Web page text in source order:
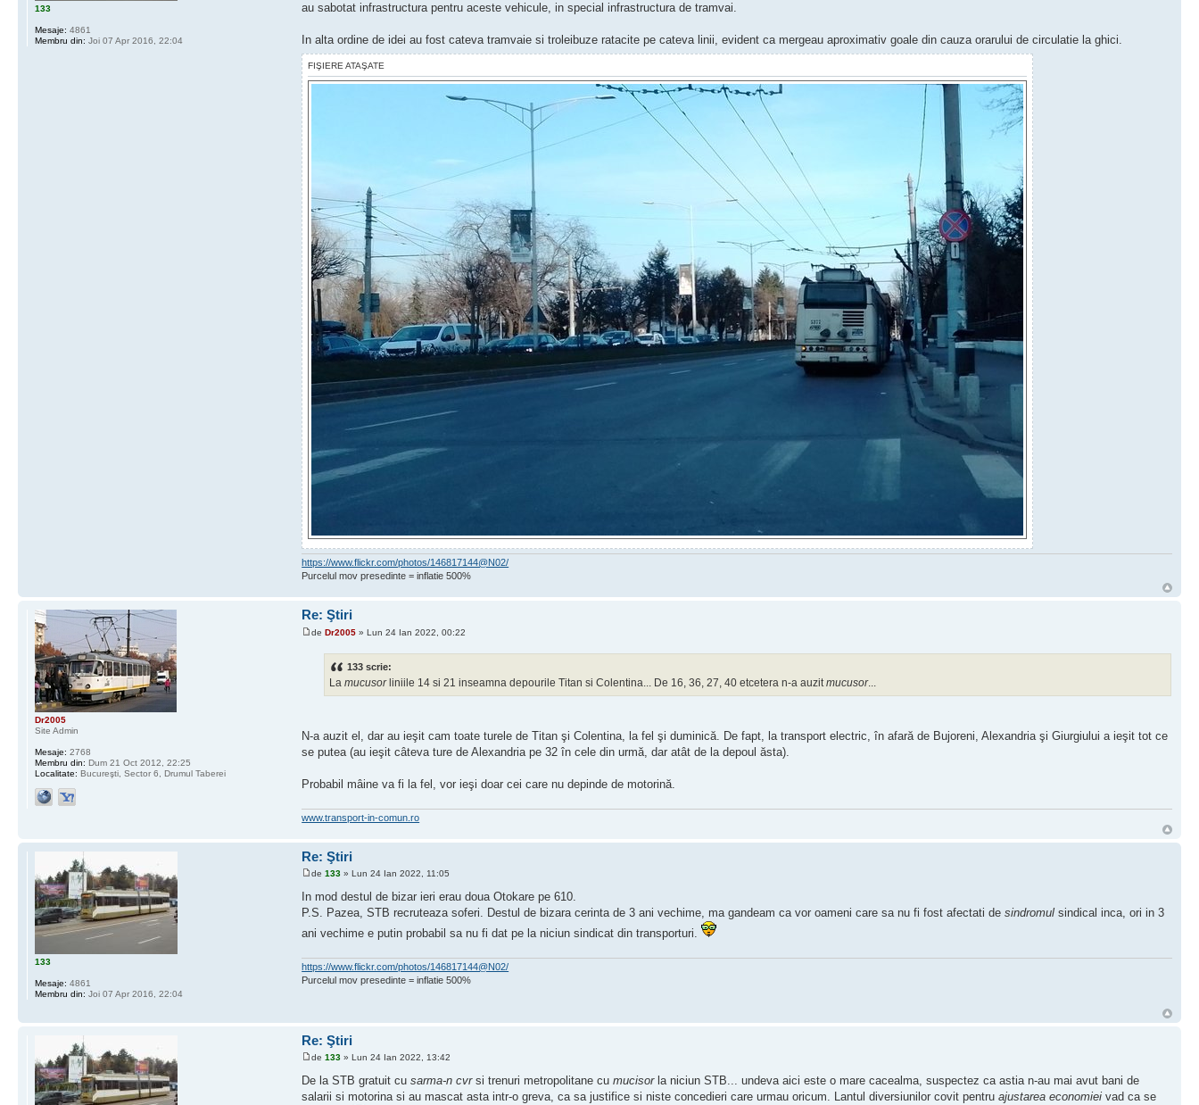
au sabotat infrastructura pentru aceste vehicule, in special infrastructura de tramvai.
In alta ordine de idei au fost cateva tramvaie si troleibuze ratacite pe cateva linii, evident ca mergeau aproximativ goale din cauza orarului de circulatie la ghici.
FIŞIERE ATAŞATE
https://www.flickr.com/photos/146817144@N02/
Purcelul mov presedinte = inflatie 500%
133
Mesaje: 4861
Membru din: Joi 07 Apr 2016, 22:04
Re: Ştiri
deDr2005 » Lun 24 Ian 2022, 00:22
133 scrie:
Lamucusorliniile 14 si 21 inseamna depourile Titan si Colentina... De 16, 36, 27, 40 etcetera n-a auzitmucusor...
N-a auzit el, dar au ieşit cam toate turele de Titan şi Colentina, la fel şi duminică. De fapt, la transport electric, în afară de Bujoreni, Alexandria şi Giurgiului a ieşit tot ce
se putea (au ieşit câteva ture de Alexandria pe 32 în cele din urmă, dar atât de la depoul ăsta).
Probabil mâine va fi la fel, vor ieşi doar cei care nu depinde de motorină.
www.transport-in-comun.ro
Dr2005
Site Admin
Mesaje: 2768
Membru din: Dum 21 Oct 2012, 22:25
Localitate: Bucureşti, Sector 6, Drumul Taberei
Re: Ştiri
de133 » Lun 24 Ian 2022, 11:05
In mod destul de bizar ieri erau doua Otokare pe 610.
P.S. Pazea, STB recruteaza soferi. Destul de bizara cerinta de 3 ani vechime, ma gandeam ca vor oameni care sa nu fi fost afectati desindromul sindical inca, ori in 3
ani vechime e putin probabil sa nu fi dat pe la niciun sindicat din transporturi.
https://www.flickr.com/photos/146817144@N02/
Purcelul mov presedinte = inflatie 500%
133
Mesaje: 4861
Membru din: Joi 07 Apr 2016, 22:04
Re: Ştiri
de133 » Lun 24 Ian 2022, 13:42
De la STB gratuit cusarma-n cvrsi trenuri metropolitane cumucisorla niciun STB... undeva aici este o mare cacealma, suspectez ca astia n-au mai avut bani de
salarii si motorina si au mascat asta intr-o greva, ca sa justifice si niste concedieri care urmau oricum. Lantul diversiunilor covit pentruajustarea economiei vad ca se